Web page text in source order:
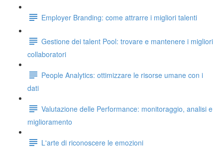
Employer Branding: come attrarre i migliori talenti
Gestione dei talent Pool: trovare e mantenere i migliori
collaboratori
People Analytics: ottimizzare le risorse umane con i
dati
Valutazione delle Performance: monitoraggio, analisi e
miglioramento
L'arte di riconoscere le emozioni